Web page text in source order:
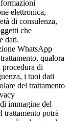
elettronica,
di consulenza,
che
dati.
WhatsApp
qualora
procedura di
i tuoi dati
del trattamento
immagine del
potrà